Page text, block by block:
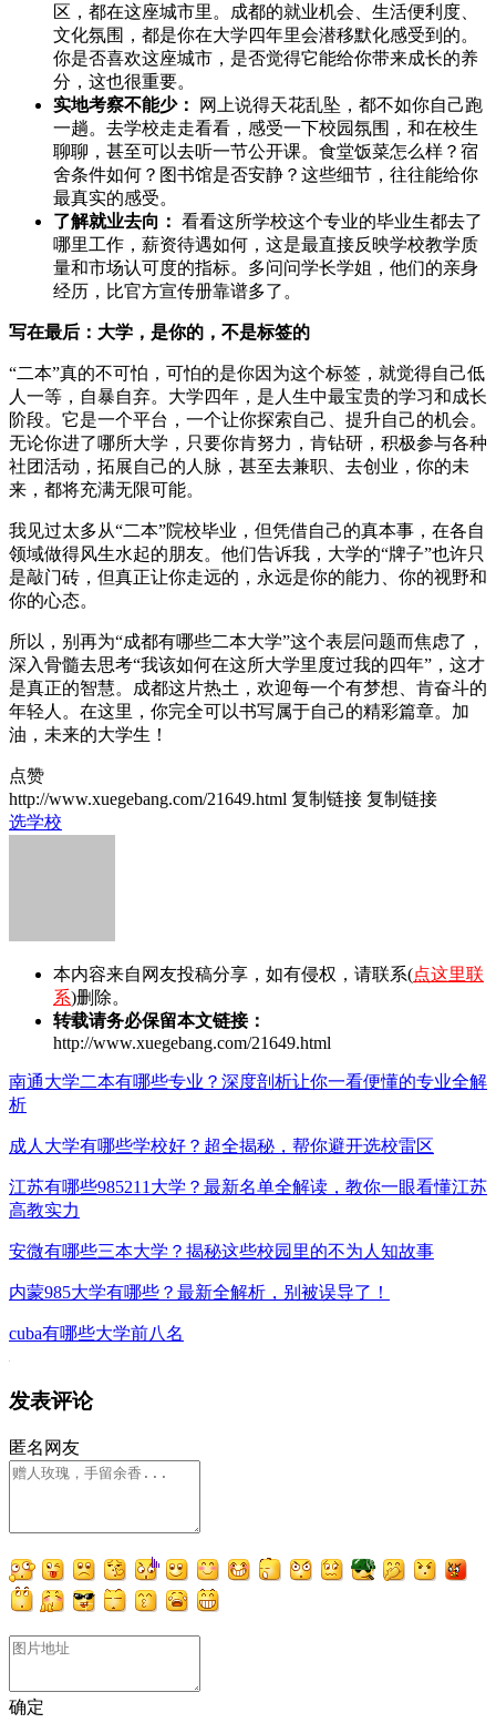
区，都在这座城市里。成都的就业机会、生活便利度、
文化氛围，都是你在大学四年里会潜移默化感受到的。
你是否喜欢这座城市，是否觉得它能给你带来成长的养
分，这也很重要。
实地考察不能少：
网上说得天花乱坠，都不如你自己跑
一趟。去学校走走看看，感受一下校园氛围，和在校生
聊聊，甚至可以去听一节公开课。食堂饭菜怎么样？宿
舍条件如何？图书馆是否安静？这些细节，往往能给你
最真实的感受。
了解就业去向： 看看这所学校这个专业的毕业生都去了
哪里工作，薪资待遇如何，这是最直接反映学校教学质
量和市场认可度的指标。多问问学长学姐，他们的亲身
经历，比官方宣传册靠谱多了。
写在最后：大学，是你的，不是标签的
“二本”真的不可怕，可怕的是你因为这个标签，就觉得自己低
人一等，自暴自弃。大学四年，是人生中最宝贵的学习和成长
阶段。它是一个平台，一个让你探索自己、提升自己的机会。
无论你进了哪所大学，只要你肯努力，肯钻研，积极参与各种
社团活动，拓展自己的人脉，甚至去兼职、去创业，你的未
来，都将充满无限可能。
我见过太多从“二本”院校毕业，但凭借自己的真本事，在各自
领域做得风生水起的朋友。他们告诉我，大学的“牌子”也许只
是敲门砖，但真正让你走远的，永远是你的能力、你的视野和
你的心态。
所以，别再为“成都有哪些二本大学”这个表层问题而焦虑了，
深入骨髓去思考“我该如何在这所大学里度过我的四年”，这才
是真正的智慧。成都这片热土，欢迎每一个有梦想、肯奋斗的
年轻人。在这里，你完全可以书写属于自己的精彩篇章。加
油，未来的大学生！
点赞
http://www.xuegebang.com/21649.html 复制链接 复制链接
选学校
本内容来自网友投稿分享，如有侵权，请联系(点这里联
系)删除。
转载请务必保留本文链接：
http://www.xuegebang.com/21649.html
南通大学二本有哪些专业？深度剖析让你一看便懂的专业全解
析
成人大学有哪些学校好？超全揭秘，帮你避开选校雷区
江苏有哪些985211大学？最新名单全解读，教你一眼看懂江苏
高教实力
安微有哪些三本大学？揭秘这些校园里的不为人知故事
内蒙985大学有哪些？最新全解析，别被误导了！
cuba有哪些大学前八名
发表评论
匿名网友
确定